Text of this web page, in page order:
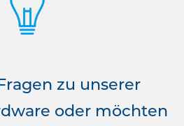
zu unserer
oder möchten